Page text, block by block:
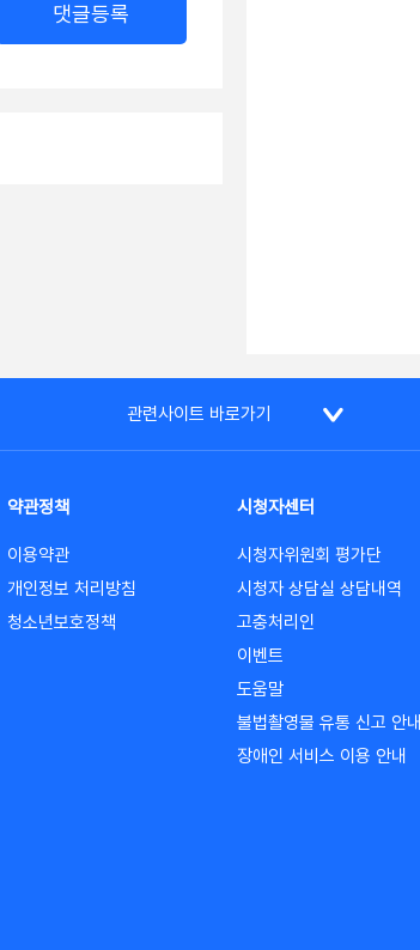
댓글등록
관련사이트 바로가기
약관정책
이용약관
개인정보 처리방침
청소년보호정책
시청자센터
시청자위원회 평가단
시청자 상담실 상담내역
고충처리인
이벤트
도움말
불법촬영물 유통 신고 안내
장애인 서비스 이용 안내